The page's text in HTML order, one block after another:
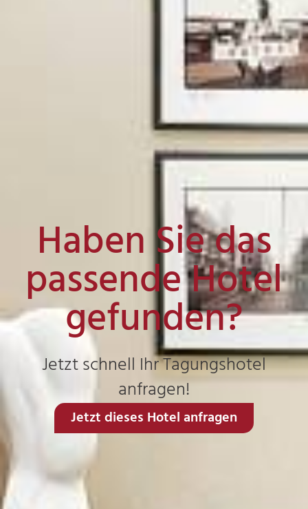
Haben Sie das
passende Hotel
gefunden?
Jetzt schnell Ihr Tagungshotel
anfragen!
Jetzt dieses Hotel anfragen